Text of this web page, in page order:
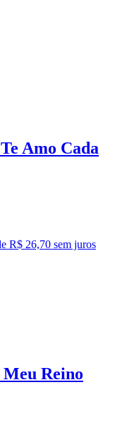
Amo Cada
R$ 26,70 sem juros
Reino